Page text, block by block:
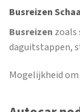
Busreizen
Busreizen zoals
daguitstappen,
Mogelijkheid